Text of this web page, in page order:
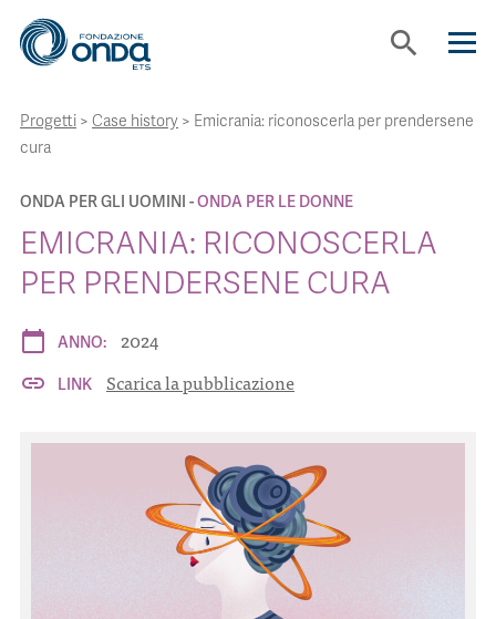
search
CHI SIAMO
CON CHI LAVORIAMO
STRUMENTI
PROGETTI
Progetti > Case history > Emicrania: riconoscerla per prendersene
cura
ONDA PER GLI UOMINI ONDA PER LE DONNE
EMICRANIA: RICONOSCERLA
PER PRENDERSENE CURA
calendar_today ANNO: 2024
link LINK Scarica la pubblicazione